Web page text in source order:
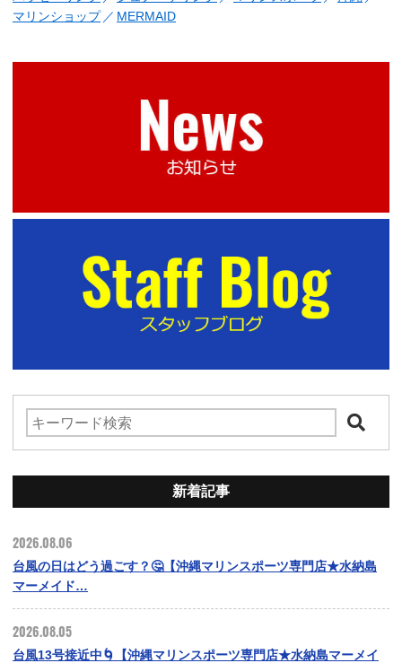
マリンショップ
MERMAID
新着記事
2026.08.06
台風の日はどう過ごす？🤔【沖縄マリンスポーツ専門店★水納島
マーメイド…
2026.08.05
台風13号接近中🌀【沖縄マリンスポーツ専門店★水納島マーメイ